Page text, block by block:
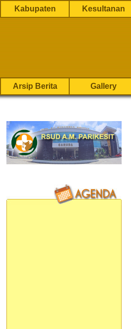
Kabupaten Kesultanan
Arsip Berita Gallery